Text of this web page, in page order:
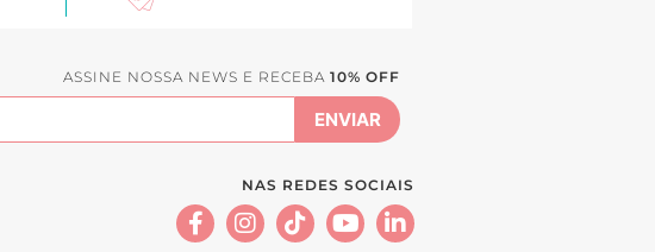
ASSINE NOSSA NEWS E RECEBA 10% OFF
NAS REDES SOCIAIS